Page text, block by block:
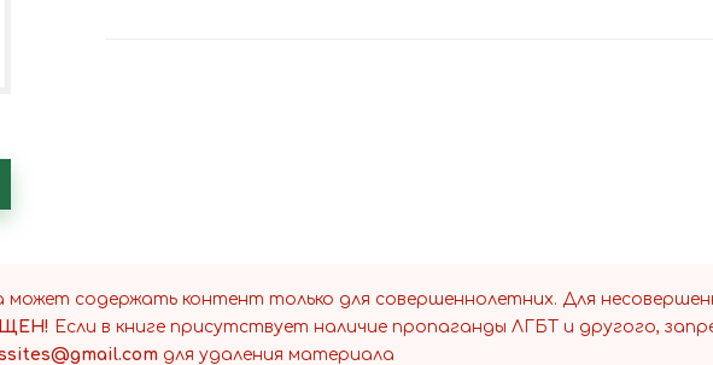
может содержать контент только для совершеннолетних. Для
Если в книге присутствует наличие пропаганды ЛГБТ и другого,
для удаления материала